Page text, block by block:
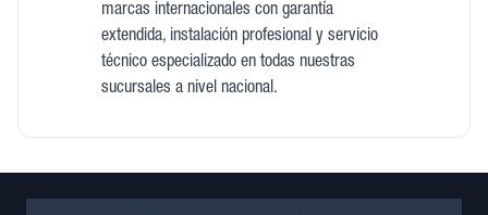
marcas internacionales con garantía
extendida, instalación profesional y servicio
técnico especializado en todas nuestras
sucursales a nivel nacional.